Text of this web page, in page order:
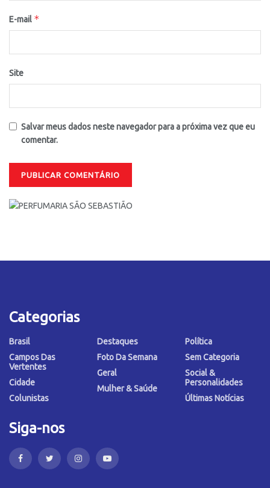
E-mail *
Site
Salvar meus dados neste navegador para a próxima vez que eu
comentar.
Categorias
Brasil
Campos Das
Vertentes
Cidade
Colunistas
Destaques
Foto Da Semana
Geral
Mulher & Saúde
Política
Sem Categoria
Social &
Personalidades
Últimas Notícias
Siga-nos